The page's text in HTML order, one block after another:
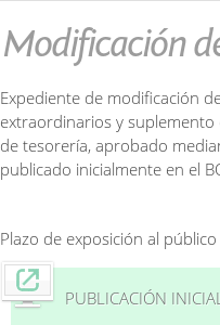
Modificación
Expediente de modificación
extraordinarios y
de tesorería, aprobado
publicado inicialmente en el
Plazo de exposición al
PUBLICACIÓN